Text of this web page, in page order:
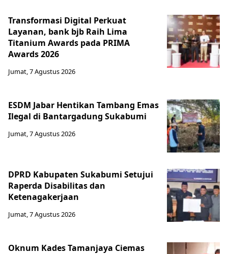
Transformasi Digital Perkuat
Layanan, bank bjb Raih Lima
Titanium Awards pada PRIMA
Awards 2026
Jumat, 7 Agustus 2026
ESDM Jabar Hentikan Tambang Emas
Ilegal di Bantargadung Sukabumi
Jumat, 7 Agustus 2026
DPRD Kabupaten Sukabumi Setujui
Raperda Disabilitas dan
Ketenagakerjaan
Jumat, 7 Agustus 2026
Oknum Kades Tamanjaya Ciemas